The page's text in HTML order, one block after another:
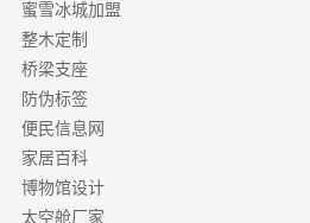
蜜雪冰城加盟
整木定制
桥梁支座
防伪标签
便民信息网
家居百科
博物馆设计
太空舱厂家